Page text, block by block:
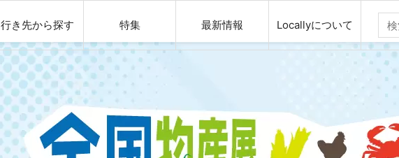
行き先から探す 特集 最新情報 Locallyについて